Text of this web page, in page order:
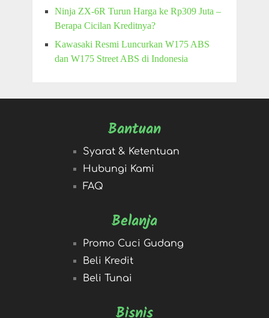
Ninja ZX-6R Turun Harga ke Rp309 Juta –
Berapa Cicilan Kreditnya?
Kawasaki Resmi Luncurkan W175 ABS
dan W175 Street ABS di Indonesia
Bantuan
Syarat & Ketentuan
Hubungi Kami
FAQ
Belanja
Promo Cuci Gudang
Beli Kredit
Beli Tunai